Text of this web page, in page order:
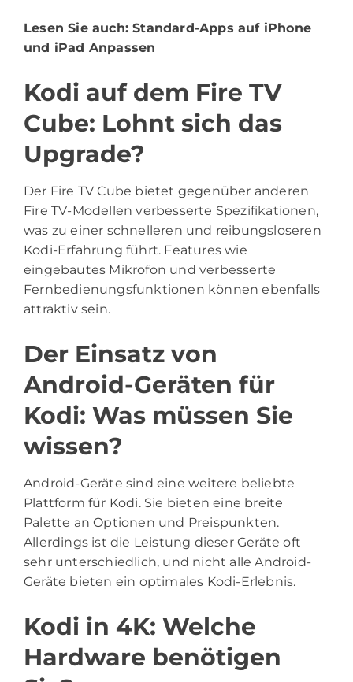
Lesen Sie auch:Standard-Apps auf iPhone
und iPad Anpassen
Kodi auf dem Fire TV
Cube: Lohnt sich das
Upgrade?
Der Fire TV Cube bietet gegenüber anderen
Fire TV-Modellen verbesserte Spezifikationen,
was zu einer schnelleren und reibungsloseren
Kodi-Erfahrung führt. Features wie
eingebautes Mikrofon und verbesserte
Fernbedienungsfunktionen können ebenfalls
attraktiv sein.
Der Einsatz von
Android-Geräten für
Kodi: Was müssen Sie
wissen?
Android-Geräte sind eine weitere beliebte
Plattform für Kodi. Sie bieten eine breite
Palette an Optionen und Preispunkten.
Allerdings ist die Leistung dieser Geräte oft
sehr unterschiedlich, und nicht alle Android-
Geräte bieten ein optimales Kodi-Erlebnis.
Kodi in 4K: Welche
Hardware benötigen